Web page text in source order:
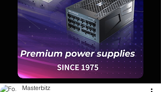
Masterbitz